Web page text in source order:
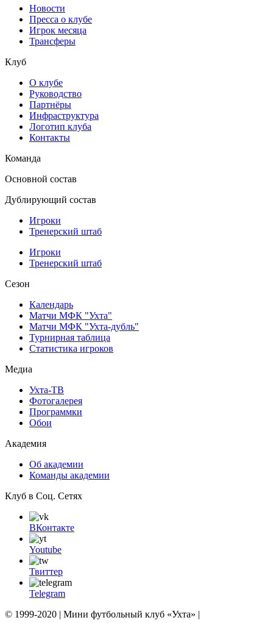
Новости
Пресса о клубе
Игрок месяца
Трансферы
Клуб
О клубе
Руководство
Партнёры
Инфраструктура
Логотип клуба
Контакты
Команда
Основной состав
Дублирующий состав
Игроки
Тренерский штаб
Игроки
Тренерский штаб
Сезон
Календарь
Матчи МФК "Ухта"
Матчи МФК "Ухта-дубль"
Турнирная таблица
Статистика игроков
Медиа
Ухта-ТВ
Фотогалерея
Программки
Обои
Академия
Об академии
Команды академии
Клуб в Соц. Сетях
ВКонтакте
Youtube
Твиттер
Telegram
© 1999-2020 | Мини футбольный клуб «Ухта» |